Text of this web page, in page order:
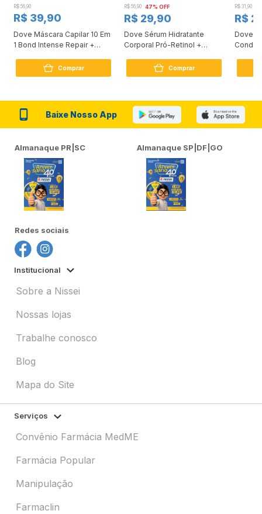
R$ 56,90
R$ 39,90
Dove Máscara Capilar 10 Em
1 Bond Intense Repair +
Comprar
R$ 56,90 47% OFF
R$ 29,90
Dove Sérum Hidratante
Corporal Pró-Retinol +
Comprar
R$ 31,90
R$
Dove
Baixe Nosso App
Almanaque PR|SC Almanaque SP|DF|GO
Redes sociais
Institucional
Sobre a Nissei
Nossas lojas
Trabalhe conosco
Blog
Mapa do Site
Serviços
Convênio Farmácia MedME
Farmácia Popular
Manipulação
Farmaclin